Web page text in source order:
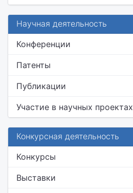
Научная деятельность
Конференции
Патенты
Публикации
Участие в научных проектах
Конкурсная деятельность
Конкурсы
Выставки